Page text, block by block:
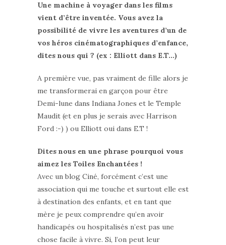
Une machine à voyager dans les films
vient d’être inventée. Vous avez la
possibilité de vivre les aventures d’un de
vos héros cinématographiques d’enfance,
dites nous qui ? (ex : Elliott dans E.T…)
A première vue, pas vraiment de fille alors je
me transformerai en garçon pour être
Demi-lune dans Indiana Jones et le Temple
Maudit (et en plus je serais avec Harrison
Ford :-) ) ou Elliott oui dans E.T !
Dites nous en une phrase pourquoi vous
aimez les Toiles Enchantées !
Avec un blog Ciné, forcément c’est une
association qui me touche et surtout elle est
à destination des enfants, et en tant que
mère je peux comprendre qu’en avoir
handicapés ou hospitalisés n’est pas une
chose facile à vivre. Si, l’on peut leur